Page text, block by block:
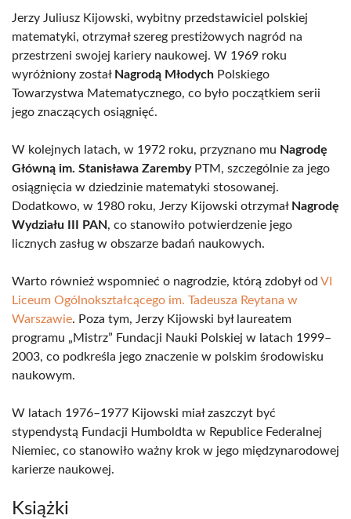
Jerzy Juliusz Kijowski, wybitny przedstawiciel polskiej
matematyki, otrzymał szereg prestiżowych nagród na
przestrzeni swojej kariery naukowej. W 1969 roku
wyróżniony został Nagrodą Młodych Polskiego
Towarzystwa Matematycznego, co było początkiem serii
jego znaczących osiągnięć.
W kolejnych latach, w 1972 roku, przyznano mu Nagrodę
Główną im. Stanisława ZarembyPTM, szczególnie za jego
osiągnięcia w dziedzinie matematyki stosowanej.
Dodatkowo, w 1980 roku, Jerzy Kijowski otrzymał Nagrodę
Wydziału III PAN, co stanowiło potwierdzenie jego
licznych zasług w obszarze badań naukowych.
Warto również wspomnieć o nagrodzie, którą zdobył od VI
Liceum Ogólnokształcącego im. Tadeusza Reytana w
Warszawie. Poza tym, Jerzy Kijowski był laureatem
programu „Mistrz” Fundacji Nauki Polskiej w latach 1999–
2003, co podkreśla jego znaczenie w polskim środowisku
naukowym.
W latach 1976–1977 Kijowski miał zaszczyt być
stypendystą Fundacji Humboldta w Republice Federalnej
Niemiec, co stanowiło ważny krok w jego międzynarodowej
karierze naukowej.
Książki